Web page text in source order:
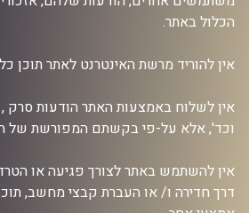
הכלול באתר.
אין להוריד מרשת האינטרנט לאתר תוכן
אין לשלוח באמצעות האתר הודעות סרק
וכד', אלא על-פי בקשתם המפורשת של
אין להשתמש באתר לצורך פגיעה או
דרך חדירה ו/ או העברת קבצי מחשב,